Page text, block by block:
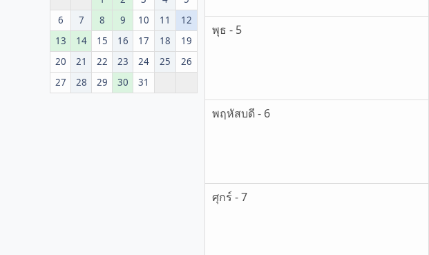
6
7 8 9 10 11
12
13
14 15 16 17 18
19
20
21 22 23 24 25
26
27
28 29 30 31
พุธ - 5
พฤหัสบดี - 6
ศุกร์ - 7